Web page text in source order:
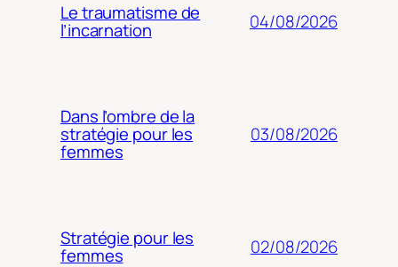
Le traumatisme de
l’incarnation 04/08/2026
Dans l’ombre de la
stratégie pour les
femmes
03/08/2026
Stratégie pour les
femmes 02/08/2026